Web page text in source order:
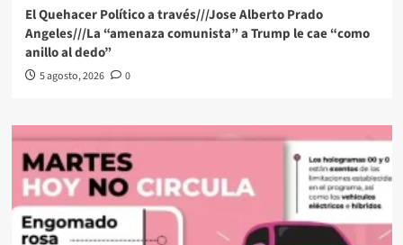
El Quehacer Político a través///Jose Alberto Prado
Angeles///La “amenaza comunista” a Trump le cae “como
anillo al dedo”
5 agosto, 2026 0